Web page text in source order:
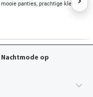
mooie panties, prachtige kleuren!
op